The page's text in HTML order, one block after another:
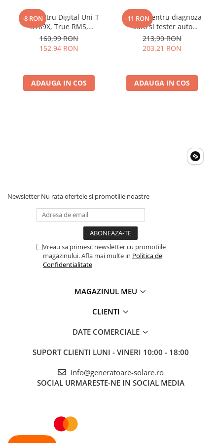
Caracteristici generale
Impedan&#539;a de intrare: > = 10 MOhm
Alimentare: baterie alcalina 9V (6LF22)
-8 RON
Multimetru Digital Uni-T
UT89X, True RMS,
Temperatura 1000°C,
Frecventa, NCV, CAT III
160,99 RON
152,94 RON
ADAUGA IN COS
-11 RON
Aparat pentru diagnoza
auto si tester auto
KONNWEI KW808 Toate
Marcile Dupa 1996
213,90 RON
203,21 RON
ADAUGA IN COS
Newsletter Nu rata ofertele si promotiile noastre
Vreau sa primesc newsletter cu promotiile
magazinului. Afla mai multe in Politica de
Confidentialitate
MAGAZINUL MEU
CLIENTI
DATE COMERCIALE
SUPORT CLIENTI LUNI - VINERI 10:00 - 18:00
info@generatoare-solare.ro
SOCIAL URMARESTE-NE IN SOCIAL MEDIA